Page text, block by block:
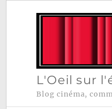
L'Oeil sur
Blog cinéma,